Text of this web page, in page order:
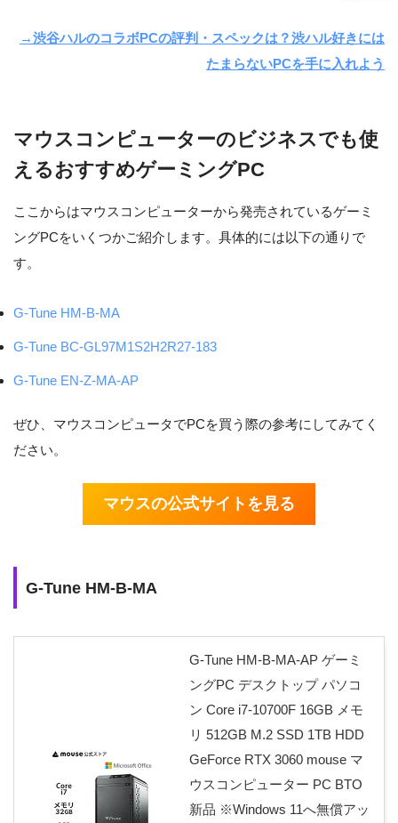
→渋谷ハルのコラボPCの評判・スペックは？渋ハル好きには
たまらないPCを手に入れよう
マウスコンピューターのビジネスでも使
えるおすすめゲーミングPC
ここからはマウスコンピューターから発売されているゲーミ
ングPCをいくつかご紹介します。具体的には以下の通りで
す。
G-Tune HM-B-MA
G-Tune BC-GL97M1S2H2R27-183
G-Tune EN-Z-MA-AP
ぜひ、マウスコンピュータでPCを買う際の参考にしてみてく
ださい。
マウスの公式サイトを見る
G-Tune HM-B-MA
G-Tune HM-B-MA-AP ゲーミ
ングPC デスクトップ パソコ
ン Core i7-10700F 16GB メモ
リ 512GB M.2 SSD 1TB HDD
GeForce RTX 3060 mouse マ
ウスコンピューター PC BTO
新品 ※Windows 11へ無償アッ